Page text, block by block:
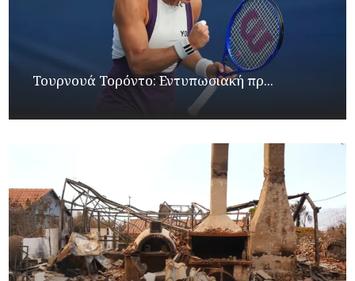
Τουρνουά Τορόντο: Εντυπωσιακή πρ...